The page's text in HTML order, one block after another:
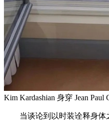
Kim Kardashian 身穿 Jean Paul
当谈论到以时装诠释身体